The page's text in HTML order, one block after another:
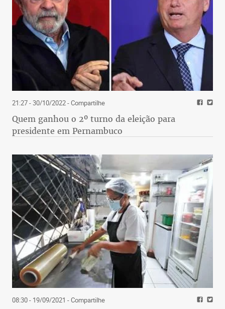
21:27 - 30/10/2022- Compartilhe
Quem ganhou o 2º turno da eleição para
presidente em Pernambuco
08:30 - 19/09/2021 - Compartilhe